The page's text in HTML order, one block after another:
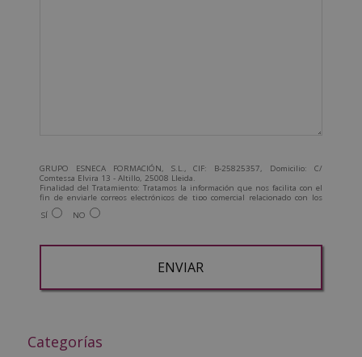
GRUPO ESNECA FORMACIÓN, S.L., CIF: B-25825357, Domicilio: C/
Comtessa Elvira 13 - Altillo, 25008 Lleida.
Finalidad del Tratamiento: Tratamos la información que nos facilita con el
fin de enviarle correos electrónicos de tipo comercial relacionado con los
productos ofrecidos y otros tipo de productos que fueran de su interés.
Legitimación del tratamiento: Consentimiento del interesado.
Para más información consulte nuestra Política de Privacidad.
SÍ NO
t
Categorías